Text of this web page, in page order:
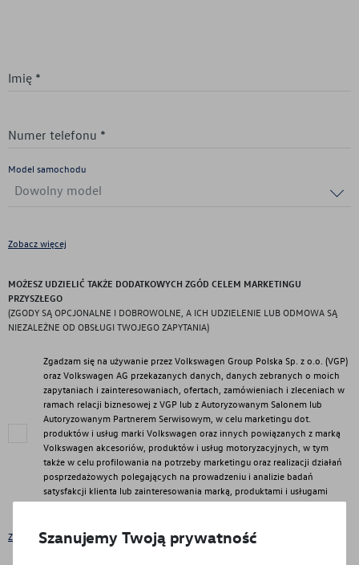
Imię *
Numer telefonu *
Model samochodu
Dowolny model
Zobacz więcej
MOŻESZ UDZIELIĆ TAKŻE DODATKOWYCH ZGÓD CELEM MARKETINGU
PRZYSZŁEGO
(ZGODY SĄ OPCJONALNE I DOBROWOLNE, A ICH UDZIELENIE LUB ODMOWA SĄ
NIEZALEŻNE OD OBSŁUGI TWOJEGO ZAPYTANIA)
Zgadzam się na używanie przez Volkswagen Group Polska Sp. z o.o. (VGP)
oraz Volkswagen AG przekazanych danych, danych zebranych o moich
zapytaniach i zainteresowaniach, ofertach, zamówieniach i zleceniach w
ramach relacji biznesowej z VGP lub z Autoryzowanym Salonem lub
Autoryzowanym Partnerem Serwisowym, w celu marketingu dot.
produktów i usług marki Volkswagen oraz innych powiązanych z marką
Volkswagen akcesoriów, produktów i usług motoryzacyjnych, w tym
także w celu profilowania na potrzeby marketingu oraz realizacji działań
posprzedażowych polegających na prowadzeniu i analizie badań
satysfakcji klienta lub zainteresowania marką, produktami i usługami
marki Volkswagen.
Zobacz więcejSzanujemy Twoją prywatność